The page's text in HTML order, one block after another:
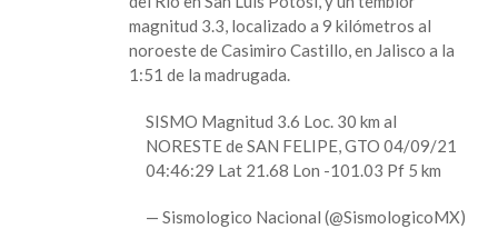
magnitud 3.3, localizado a 9 kilómetros al
noroeste de Casimiro Castillo, en Jalisco a la
1:51 de la madrugada.
SISMO Magnitud 3.6 Loc. 30 km al
NORESTE de SAN FELIPE, GTO 04/09/21
04:46:29 Lat 21.68 Lon -101.03 Pf 5 km
— Sismologico Nacional (@SismologicoMX)